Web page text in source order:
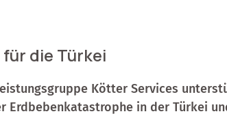
die Türkei
Kötter Services
Erdbebenkatastrophe in der Türkei